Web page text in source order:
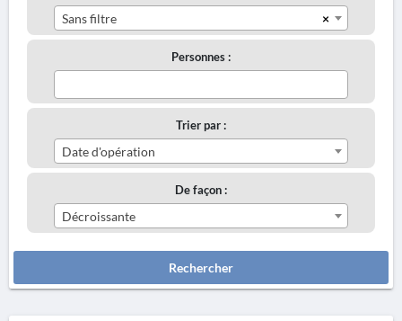
×
Sans filtre
Personnes :
Trier par :
Date d'opération
De façon :
Décroissante
Rechercher